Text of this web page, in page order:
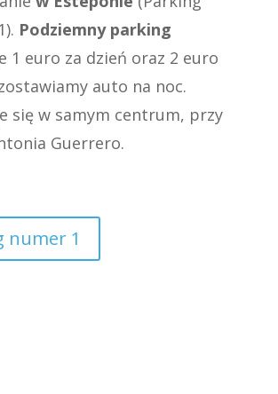
Podziemny parking
1 euro za dzień oraz 2 euro
auto na noc.
się w samym centrum, przy
Guerrero.
numer 1